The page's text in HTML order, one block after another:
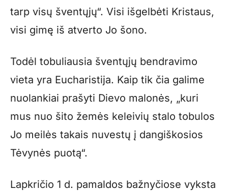
tarp visų šventųjų“. Visi išgelbėti Kristaus,
visi gimę iš atverto Jo šono.
Todėl tobuliausia šventųjų bendravimo
vieta yra Eucharistija. Kaip tik čia galime
nuolankiai prašyti Dievo malonės, „kuri
mus nuo šito žemės keleivių stalo tobulos
Jo meilės takais nuvestų į dangiškosios
Tėvynės puotą“.
Lapkričio 1 d. pamaldos bažnyčiose vyksta